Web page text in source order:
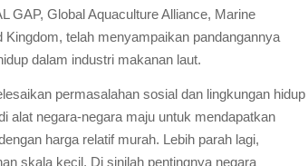
GAP, Global Aquaculture Alliance, Marine
telah menyampaikan pandangannya
dalam industri makanan laut.
permasalahan sosial dan lingkungan hidup
alat negara-negara maju untuk mendapatkan
harga relatif murah. Lebih parah lagi,
skala kecil. Di sinilah pentingnya negara